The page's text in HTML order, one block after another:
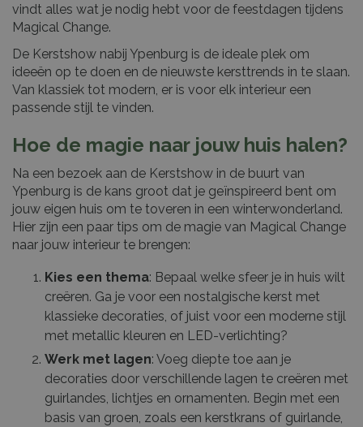
vindt alles wat je nodig hebt voor de feestdagen tijdens
Magical Change.
De Kerstshow nabij Ypenburg is de ideale plek om
ideeën op te doen en de nieuwste kersttrends in te slaan.
Van klassiek tot modern, er is voor elk interieur een
passende stijl te vinden.
Hoe de magie naar jouw huis halen?
Na een bezoek aan de Kerstshow in de buurt van
Ypenburg is de kans groot dat je geïnspireerd bent om
jouw eigen huis om te toveren in een winterwonderland.
Hier zijn een paar tips om de magie van Magical Change
naar jouw interieur te brengen:
Kies een thema: Bepaal welke sfeer je in huis wilt
creëren. Ga je voor een nostalgische kerst met
klassieke decoraties, of juist voor een moderne stijl
met metallic kleuren en LED-verlichting?
Werk met lagen: Voeg diepte toe aan je
decoraties door verschillende lagen te creëren met
guirlandes, lichtjes en ornamenten. Begin met een
basis van groen, zoals een kerstkrans of guirlande,